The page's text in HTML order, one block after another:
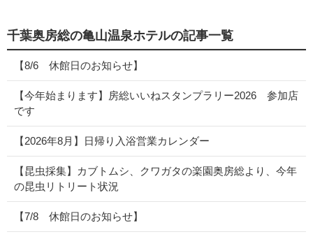
千葉奥房総の亀山温泉ホテルの記事一覧
【8/6 休館日のお知らせ】
【今年始まります】房総いいねスタンプラリー2026 参加店
です
【2026年8月】日帰り入浴営業カレンダー
【昆虫採集】カブトムシ、クワガタの楽園奥房総より、今年
の昆虫リトリート状況
【7/8 休館日のお知らせ】